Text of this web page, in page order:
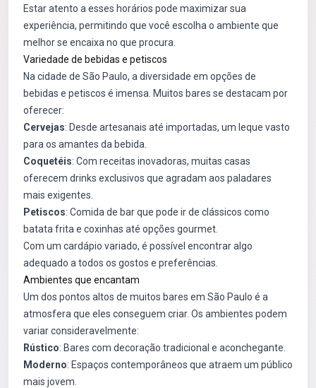
Estar atento a esses horários pode maximizar sua
experiência, permitindo que você escolha o ambiente que
melhor se encaixa no que procura.
Variedade de bebidas e petiscos
Na cidade de São Paulo, a diversidade em opções de
bebidas e petiscos é imensa. Muitos bares se destacam por
oferecer:
Cervejas: Desde artesanais até importadas, um leque vasto
para os amantes da bebida.
Coquetéis: Com receitas inovadoras, muitas casas
oferecem drinks exclusivos que agradam aos paladares
mais exigentes.
Petiscos: Comida de bar que pode ir de clássicos como
batata frita e coxinhas até opções gourmet.
Com um cardápio variado, é possível encontrar algo
adequado a todos os gostos e preferências.
Ambientes que encantam
Um dos pontos altos de muitos bares em São Paulo é a
atmosfera que eles conseguem criar. Os ambientes podem
variar consideravelmente:
Rústico: Bares com decoração tradicional e aconchegante.
Moderno: Espaços contemporâneos que atraem um público
mais jovem.